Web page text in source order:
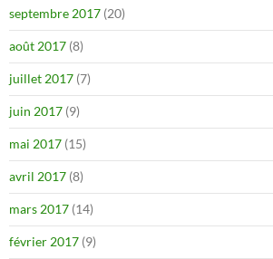
septembre 2017 (20)
août 2017 (8)
juillet 2017 (7)
juin 2017 (9)
mai 2017 (15)
avril 2017 (8)
mars 2017 (14)
février 2017 (9)